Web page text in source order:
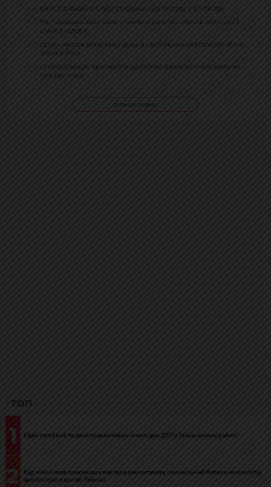
ВАКС призначив Ользі Стефанішиній заставу у 6 млн грн
На Львівщині внаслідок зіткнення двох легковиків загинув 23-
річний чоловік
Дрони вкотре атакували один із найбільших нафтопереробних
заводів Росії
«Укрзалізниця» припинила щомісячні виплати мобілізованим
працівникам
Більше новин
ТОП
1 Один загиблий та двоє травмованих внаслідок ДТП у Львівському районі
2
Суд зобов’язав власницю квартири демонтувати самовільний балкон на пам’ятці
архітектури у центрі Львова